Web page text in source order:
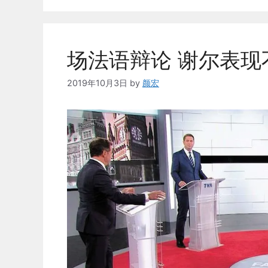
场法语辩论 谢尔表现
2019年10月3日 by 颜宏